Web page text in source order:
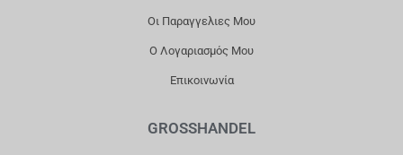
Οι Παραγγελιες Μου
Ο Λογαριασμός Μου
Επικοινωνία
GROSSHANDEL